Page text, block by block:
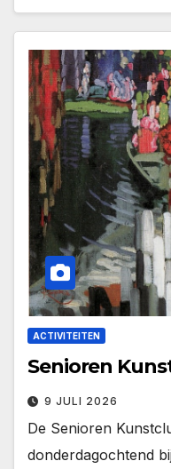
ACTIVITEITEN
Senioren
9 JULI 2026
De Senioren
donderdagochtend